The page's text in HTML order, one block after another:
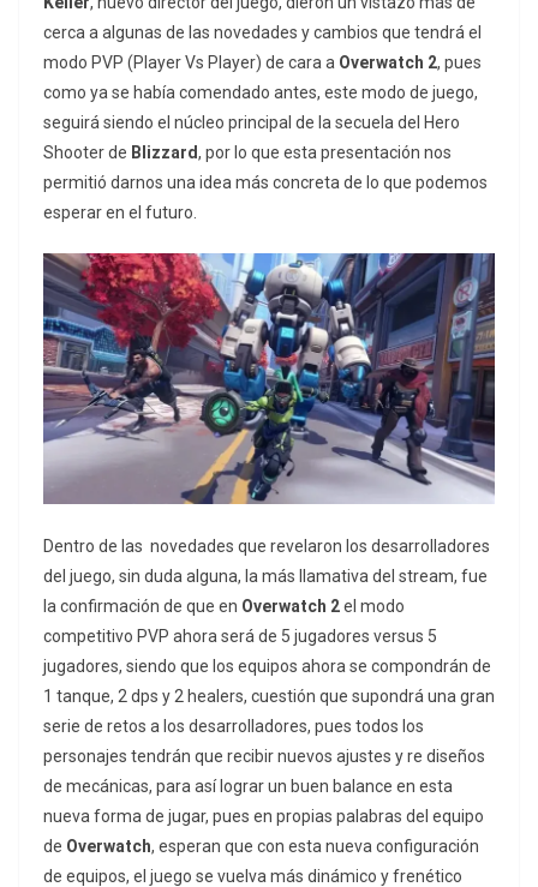
cerca a algunas de las novedades y cambios que tendrá el
modo PVP (Player Vs Player) de cara a Overwatch 2, pues
como ya se había comendado antes, este modo de juego,
seguirá siendo el núcleo principal de la secuela del Hero
Shooter de Blizzard, por lo que esta presentación nos
permitió darnos una idea más concreta de lo que podemos
esperar en el futuro.
Dentro de las novedades que revelaron los desarrolladores
del juego, sin duda alguna, la más llamativa del stream, fue
la confirmación de que en Overwatch 2el modo
competitivo PVP ahora será de 5 jugadores versus 5
jugadores, siendo que los equipos ahora se compondrán de
1 tanque, 2 dps y 2 healers, cuestión que supondrá una gran
serie de retos a los desarrolladores, pues todos los
personajes tendrán que recibir nuevos ajustes y re diseños
de mecánicas, para así lograr un buen balance en esta
nueva forma de jugar, pues en propias palabras del equipo
de Overwatch, esperan que con esta nueva configuración
de equipos, el juego se vuelva más dinámico y frenético